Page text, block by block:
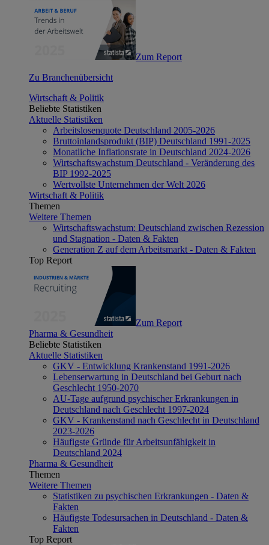
Zum Report
Zu Branchenübersicht
Wirtschaft & Politik
Beliebte Statistiken
Aktuelle Statistiken
Arbeitslosenquote Deutschland 2005-2026
Bruttoinlandsprodukt (BIP) Deutschland 1991-2025
Monatliche Inflationsrate in Deutschland 2024-2026
Wirtschaftswachstum Deutschland - Veränderung des
BIP 1992-2025
Wertvollste Unternehmen der Welt 2026
Wirtschaft & Politik
Themen
Weitere Themen
Wirtschaftswachstum: Deutschland zwischen Rezession
und Stagnation - Daten & Fakten
Generation Z auf dem Arbeitsmarkt - Daten & Fakten
Top Report
Zum Report
Pharma & Gesundheit
Beliebte Statistiken
Aktuelle Statistiken
GKV - Entwicklung Krankenstand 1991-2026
Lebenserwartung in Deutschland bei Geburt nach
Geschlecht 1950-2070
AU-Tage aufgrund psychischer Erkrankungen in
Deutschland nach Geschlecht 1997-2024
GKV - Krankenstand nach Geschlecht in Deutschland
2023-2026
Häufigste Gründe für Arbeitsunfähigkeit in
Deutschland 2024
Pharma & Gesundheit
Themen
Weitere Themen
Statistiken zu psychischen Erkrankungen - Daten &
Fakten
Häufigste Todesursachen in Deutschland - Daten &
Fakten
Top Report